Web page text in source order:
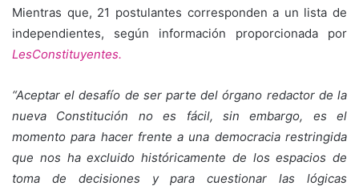
Mientras que, 21 postulantes corresponden a un lista de
independientes, según información proporcionada por
LesConstituyentes.
“Aceptar el desafío de ser parte del órgano redactor de la
nueva Constitución no es fácil, sin embargo, es el
momento para hacer frente a una democracia restringida
que nos ha excluido históricamente de los espacios de
toma de decisiones y para cuestionar las lógicas